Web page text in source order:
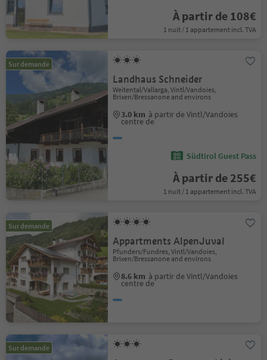
À partir de 108€
1 nuit / 1 appartement incl. TVA
Sur demande
Landhaus Schneider
Weitental/Vallarga, Vintl/Vandoies,
Brixen/Bressanone and environs
3.0 km à partir de Vintl/Vandoies
centre de
Südtirol Guest Pass
À partir de 255€
1 nuit / 1 appartement incl. TVA
Sur demande
Appartments AlpenJuval
Pfunders/Fundres, Vintl/Vandoies,
Brixen/Bressanone and environs
8.6 km à partir de Vintl/Vandoies
centre de
Sur demande